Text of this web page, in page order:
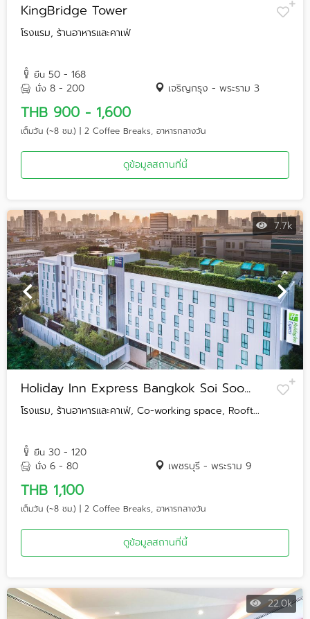
KingBridge Tower
โรงแรม, ร้านอาหารและคาเฟ่
ยืน 50 - 168
นั่ง 8 - 200 เจริญกรุง - พระราม 3
THB 900 - 1,600
เต็มวัน (~8 ชม.) | 2 Coffee Breaks, อาหารกลางวัน
ดูข้อมูลสถานที่นี้
7.7k
Holiday Inn Express Bangkok Soi Soo...
โรงแรม, ร้านอาหารและคาเฟ่, Co-working space, Rooft...
ยืน 30 - 120
นั่ง 6 - 80 เพชรบุรี - พระราม 9
THB 1,100
เต็มวัน (~8 ชม.) | 2 Coffee Breaks, อาหารกลางวัน
ดูข้อมูลสถานที่นี้
22.0k